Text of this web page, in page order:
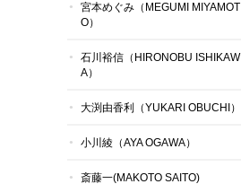
宮本めぐみ（MEGUMI MIYAMOT
O）
石川裕信（HIRONOBU ISHIKAW
A）
大渕由香利（YUKARI OBUCHI）
小川綾（AYA OGAWA）
斎藤一(MAKOTO SAITO)